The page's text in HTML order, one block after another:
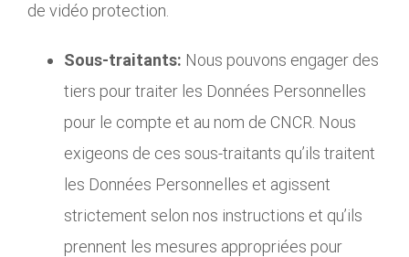
de vidéo protection.
Sous-traitants: Nous pouvons engager des
tiers pour traiter les Données Personnelles
pour le compte et au nom de CNCR. Nous
exigeons de ces sous-traitants qu’ils traitent
les Données Personnelles et agissent
strictement selon nos instructions et qu’ils
prennent les mesures appropriées pour